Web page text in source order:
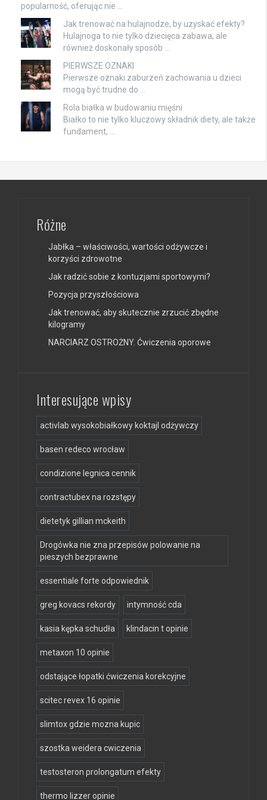
popularność, oferując nie …
Jak trenować na hulajnodze, by uzyskać efekty?
Hulajnoga to nie tylko dziecięca zabawa, ale
również doskonały sposób …
PIERWSZE OZNAKI
Pierwsze oznaki zaburzeń zachowania u dzieci
mogą być trudne do …
Rola białka w budowaniu mięśni
Białko to nie tylko kluczowy składnik diety, ale także
fundament, …
Różne
Jabłka – właściwości, wartości odżywcze i
korzyści zdrowotne
Jak radzić sobie z kontuzjami sportowymi?
Pozycja przyszłościowa
Jak trenować, aby skutecznie zrzucić zbędne
kilogramy
NARCIARZ OSTROŻNY. Ćwiczenia oporowe
Interesujące wpisy
activlab wysokobiałkowy koktajl odżywczy
basen redeco wrocław
condizione legnica cennik
contractubex na rozstępy
dietetyk gillian mckeith
Drogówka nie zna przepisów polowanie na
pieszych bezprawne
essentiale forte odpowiednik
greg kovacs rekordy intymność cda
kasia kępka schudła klindacin t opinie
metaxon 10 opinie
odstające łopatki ćwiczenia korekcyjne
scitec revex 16 opinie
slimtox gdzie mozna kupic
szostka weidera cwiczenia
testosteron prolongatum efekty
thermo lizzer opinie